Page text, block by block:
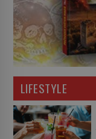
LIFESTYLE